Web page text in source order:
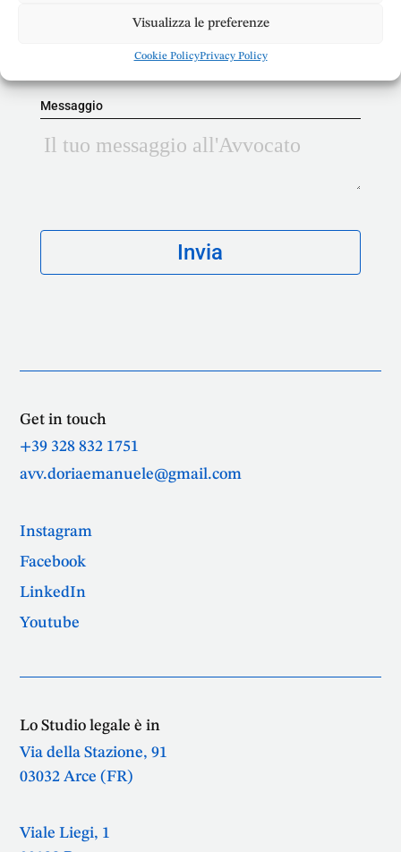
Visualizza le preferenze
Cookie PolicyPrivacy Policy
Messaggio
Get in touch
+39 328 832 1751
avv.doriaemanuele@gmail.com
Instagram
Facebook
LinkedIn
Youtube
Lo Studio legale è in
Via della Stazione, 91
03032 Arce (FR)
Viale Liegi, 1